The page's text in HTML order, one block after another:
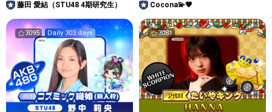
藤田 愛結（STU48 4期研究生） Cocona💫💗
3095 Daily 303 days 3081